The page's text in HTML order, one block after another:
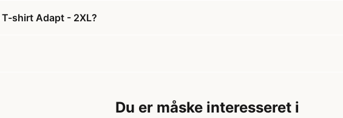
shirt Adapt - 2XL?
Du er måske interesseret i